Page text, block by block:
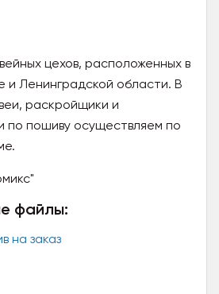
цехов, расположенных в
и Ленинградской области. В
раскройщики и
по пошиву осуществляем по
файлы:
на заказ